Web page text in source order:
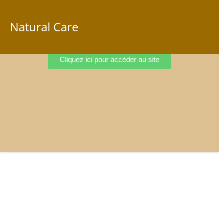
Natural Care
Cliquez ici pour accéder au site